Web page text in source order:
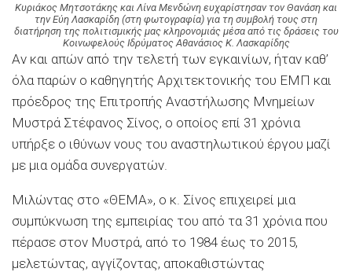
Κυριάκος Μητσοτάκης και Λίνα Μενδώνη ευχαρίστησαν τον Θανάση και
την Εύη Λασκαρίδη (στη φωτογραφία) για τη συμβολή τους στη
διατήρηση της πολιτισμικής μας κληρονομιάς μέσα από τις δράσεις του
Κοινωφελούς Ιδρύματος Αθανάσιος Κ. Λασκαρίδης
Αν και απών από την τελετή των εγκαινίων, ήταν καθ’
όλα παρών ο καθηγητής Αρχιτεκτονικής του ΕΜΠ και
πρόεδρος της Επιτροπής Αναστήλωσης Μνημείων
Μυστρά Στέφανος Σίνος, ο οποίος επί 31 χρόνια
υπήρξε ο ιθύνων νους του αναστηλωτικού έργου μαζί
με μια ομάδα συνεργατών.
Μιλώντας στο «ΘΕΜΑ», ο κ. Σίνος επιχειρεί μια
συμπύκνωση της εμπειρίας του από τα 31 χρόνια που
πέρασε στον Μυστρά, από το 1984 έως το 2015,
μελετώντας, αγγίζοντας, αποκαθιστώντας